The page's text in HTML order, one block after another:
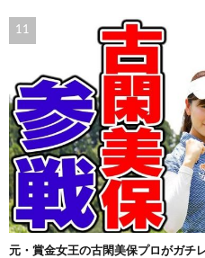
元・賞金女王の古閑美保プロがガチ